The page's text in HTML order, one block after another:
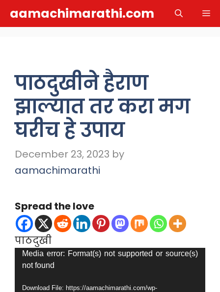
aamachimarathi.com
पाठदुखीने हैराण
झाल्यात तर करा मग
घरीच हे उपाय
December 23, 2023 by
aamachimarathi
Spread the love
पाठदुखी
Video
Player
Media error: Format(s) not supported or source(s)
not found
Download File: https://aamachimarathi.com/wp-